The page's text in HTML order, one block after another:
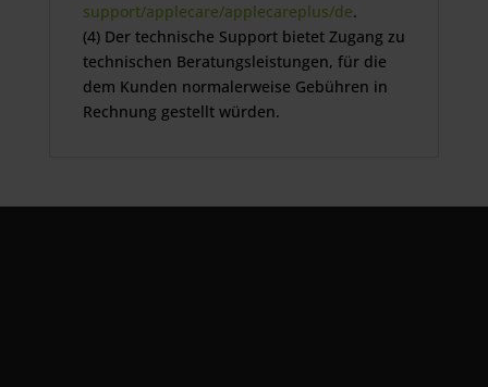
support/applecare/applecareplus/de.
(4) Der technische Support bietet Zugang zu
technischen Beratungsleistungen, für die
dem Kunden normalerweise Gebühren in
Rechnung gestellt würden.